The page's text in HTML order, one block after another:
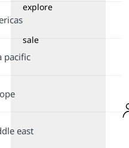
explore
sale
pacific
east